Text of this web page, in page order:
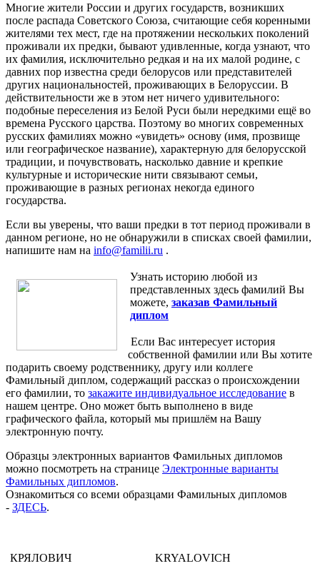
Многие жители России и других государств, возникших
после распада Советского Союза, считающие себя коренными
жителями тех мест, где на протяжении нескольких поколений
проживали их предки, бывают удивленные, когда узнают, что
их фамилия, исключительно редкая и на их малой родине, с
давних пор известна среди белорусов или представителей
других национальностей, проживающих в Белоруссии. В
действительности же в этом нет ничего удивительного:
подобные переселения из Белой Руси были нередкими ещё во
времена Русского царства. Поэтому во многих современных
русских фамилиях можно «увидеть» основу (имя, прозвище
или географическое название), характерную для белорусской
традиции, и почувствовать, насколько давние и крепкие
культурные и исторические нити связывают семьи,
проживающие в разных регионах некогда единого
государства.
Если вы уверены, что ваши предки в тот период проживали в
данном регионе, но не обнаружили в списках своей фамилии,
напишите нам на info@familii.ru .
Узнать историю любой из
представленных здесь фамилий Вы
можете, заказав Фамильный
диплом
Если Вас интересует история
собственной фамилии или Вы хотите
подарить своему родственнику, другу или коллеге
Фамильный диплом, содержащий рассказ о происхождении
его фамилии, то закажите индивидуальное исследование в
нашем центре. Оно может быть выполнено в виде
графического файла, который мы пришлём на Вашу
электронную почту.
Образцы электронных вариантов Фамильных дипломов
можно посмотреть на странице Электронные варианты
Фамильных дипломов.
Ознакомиться со всеми образцами Фамильных дипломов
- ЗДЕСЬ.
КРЯЛОВИЧ
KRYALOVICH